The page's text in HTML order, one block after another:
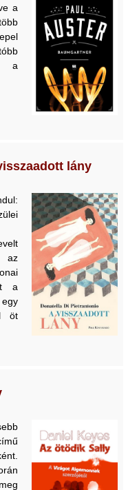
a
a
lány
az
a
öt